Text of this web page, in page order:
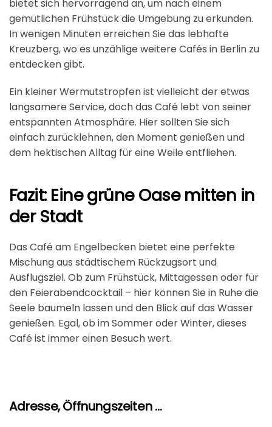
bietet sich hervorragend an, um nach einem
gemütlichen Frühstück die Umgebung zu erkunden.
In wenigen Minuten erreichen Sie das lebhafte
Kreuzberg, wo es unzählige weitere Cafés in Berlin zu
entdecken gibt.
Ein kleiner Wermutstropfen ist vielleicht der etwas
langsamere Service, doch das Café lebt von seiner
entspannten Atmosphäre. Hier sollten Sie sich
einfach zurücklehnen, den Moment genießen und
dem hektischen Alltag für eine Weile entfliehen.
Fazit: Eine grüne Oase mitten in
der Stadt
Das Café am Engelbecken bietet eine perfekte
Mischung aus städtischem Rückzugsort und
Ausflugsziel. Ob zum Frühstück, Mittagessen oder für
den Feierabendcocktail – hier können Sie in Ruhe die
Seele baumeln lassen und den Blick auf das Wasser
genießen. Egal, ob im Sommer oder Winter, dieses
Café ist immer einen Besuch wert.
Adresse, Öffnungszeiten …